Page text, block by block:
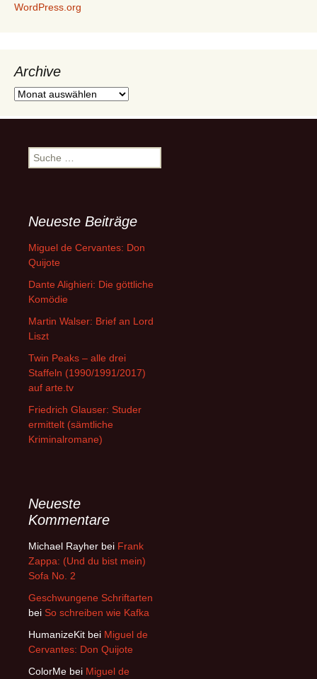
WordPress.org
Archive
Archive
Suche
nach:
Neueste Beiträge
Miguel de Cervantes: Don
Quijote
Dante Alighieri: Die göttliche
Komödie
Martin Walser: Brief an Lord
Liszt
Twin Peaks – alle drei
Staffeln (1990/1991/2017)
auf arte.tv
Friedrich Glauser: Studer
ermittelt (sämtliche
Kriminalromane)
Neueste
Kommentare
Michael Rayher bei Frank
Zappa: (Und du bist mein)
Sofa No. 2
Geschwungene Schriftarten
bei So schreiben wie Kafka
HumanizeKit bei Miguel de
Cervantes: Don Quijote
ColorMe bei Miguel de